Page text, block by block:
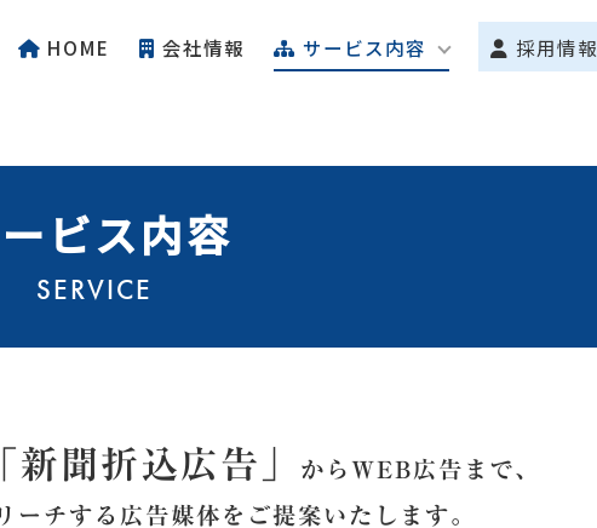
HOME 会社情報 サービス内容 採用情報
私たちの仕事
営業課
管理課
総務・経理課
ビス内容
SERVICE
「新聞折込広告」
からWEB広告まで、
ーチする広告媒体をご提案いたします。